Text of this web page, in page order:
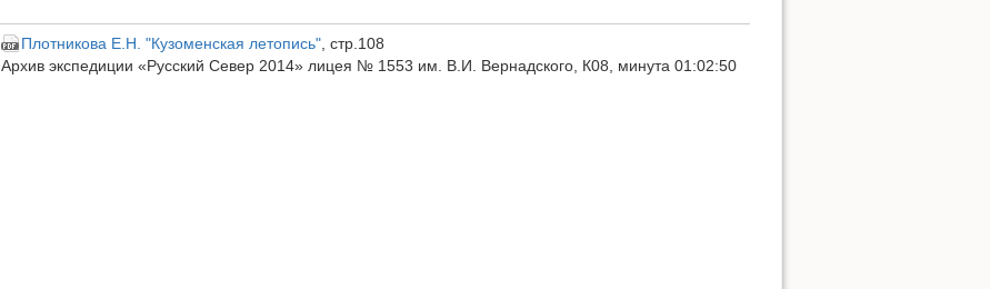
Плотникова Е.Н. "Кузоменская летопись" , стр.108
Архив экспедиции «Русский Север 2014» лицея № 1553 им. В.И. Вернадского, К08, минута 01:02:50